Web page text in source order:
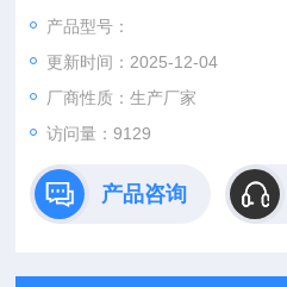
和 白质，尤以白质为多。少突胶
症、Alzheim er病和多发性硬化症
产品型号：
更新时间：2025-12-04
厂商性质：生产厂家
访问量：9129
产品咨询